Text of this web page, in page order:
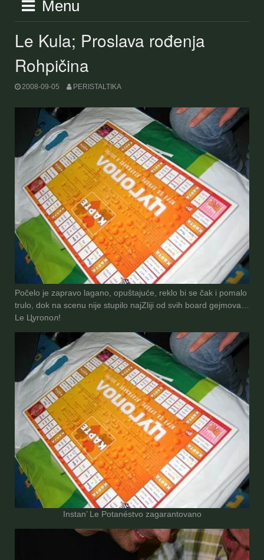
Menu
Le Kula; Proslava rođenja
Rohpičina
2008-09-05 PERISTALTIKA
Počelo je zapravo lagano, opuštajuće, reklo bi se čak i pomalo
trulo, dok na scenu nije stupilo najZliji od svih board gejmova…
Le Цугопол!
Instan’ Le Potanéstvo zagarantovano